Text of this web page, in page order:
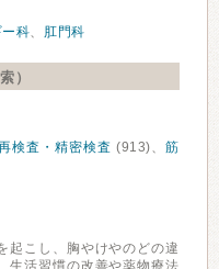
科、 肛門科
）
検査・精密検査 (913)、筋
起こし、胸やけやのどの違
生活習慣の改善や薬物療法